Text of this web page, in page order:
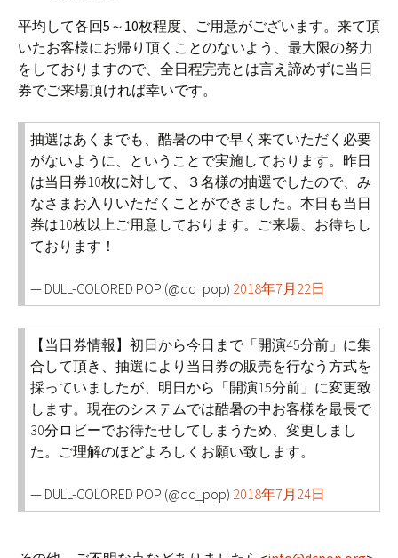
平均して各回5～10枚程度、ご用意がございます。来て頂
いたお客様にお帰り頂くことのないよう、最大限の努力
をしておりますので、全日程完売とは言え諦めずに当日
券でご来場頂ければ幸いです。
抽選はあくまでも、酷暑の中で早く来ていただく必要
がないように、ということで実施しております。昨日
は当日券10枚に対して、３名様の抽選でしたので、み
なさまお入りいただくことができました。本日も当日
券は10枚以上ご用意しております。ご来場、お待ちし
ております！
— DULL-COLORED POP (@dc_pop) 2018年7月22日
【当日券情報】初日から今日まで「開演45分前」に集
合して頂き、抽選により当日券の販売を行なう方式を
採っていましたが、明日から「開演15分前」に変更致
します。現在のシステムでは酷暑の中お客様を最長で
30分ロビーでお待たせしてしまうため、変更しまし
た。ご理解のほどよろしくお願い致します。
— DULL-COLORED POP (@dc_pop) 2018年7月24日